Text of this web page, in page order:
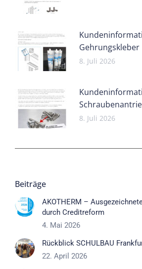
Gehrungskleber
8. Juli 2026
8. Juli 2026
Beiträge
AKOTHERM –
durch Creditreform
4. Mai 2026
Rückblick SCHULBAU
22. April 2026